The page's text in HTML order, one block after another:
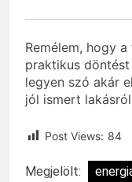
Remélem, hogy
praktikus
legyen szó akár
jól ismert
Post Views: 84
Megjelölt: